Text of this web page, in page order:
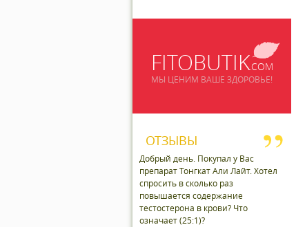
FITOBUTIK.COM
МЫ ЦЕНИМ ВАШЕ ЗДОРОВЬЕ!
ОТЗЫВЫ
Добрый день. Покупал у Вас
препарат Тонгкат Али Лайт. Хотел
спросить в сколько раз
повышается содержание
тестостерона в крови? Что
означает (25:1)?